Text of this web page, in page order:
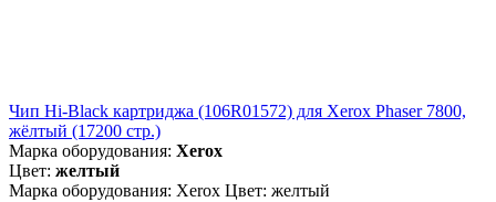
Чип Hi-Black картриджа (106R01572) для Xerox Phaser 7800,
жёлтый (17200 стр.)
Марка оборудования: Xerox
Цвет: желтый
Марка оборудования: Xerox Цвет: желтый